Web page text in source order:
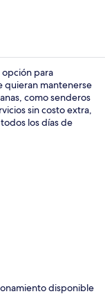
opción para
quieran mantenerse
como senderos
sin costo extra,
los días de
disponible